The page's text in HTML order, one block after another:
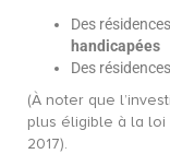
Des
handicapées
Des
(À noter que
plus éligible à la loi
2017).